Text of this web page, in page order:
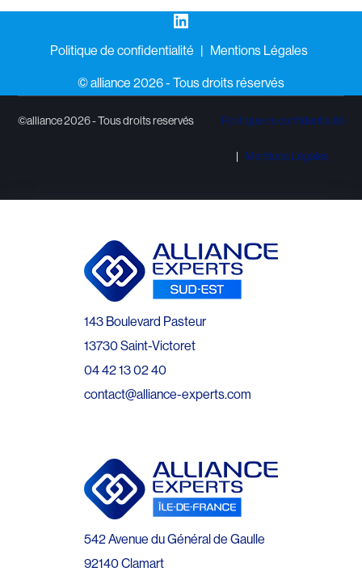
LinkedIn
Politique de confidentialité Mentions Légales
©️ alliance 2026 - Tous droits réservés
©alliance 2026 - Tous droits reservés Politique de confidentialité
Mentions Légales
143 Boulevard Pasteur
13730 Saint-Victoret
04 42 13 02 40
contact@alliance-experts.com
542 Avenue du Général de Gaulle
92140 Clamart